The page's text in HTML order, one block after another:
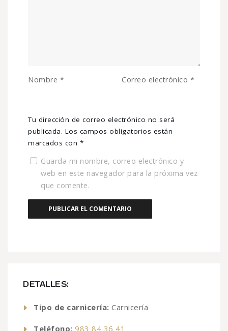
DETALLES:
Tipo de carnicería: Carnicería
Teléfono: 983 84 36 41
Tu dirección de correo electrónico no será
publicada. Los campos obligatorios están
marcados con *
Nombre * Correo electrónico *
Guarda mi nombre, correo electrónico y
web en este navegador para la próxima vez
que comente.